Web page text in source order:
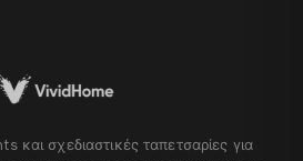
και σχεδιαστικές ταπετσαρίες για